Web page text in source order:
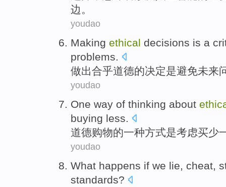
边 。
youdao
Making ethical decisions is a
problems.
做出合乎道德的决定是避免未来
youdao
One way of thinking about
buying less.
道德购物的一种方式是考虑买少
youdao
What happens if we lie cheat
standards?